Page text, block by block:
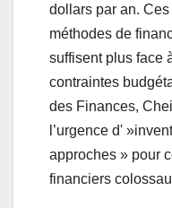
dollars par an.
méthodes de
suffisent plus face
contraintes
des Finances,
l’urgence d'
approches » pour
financiers